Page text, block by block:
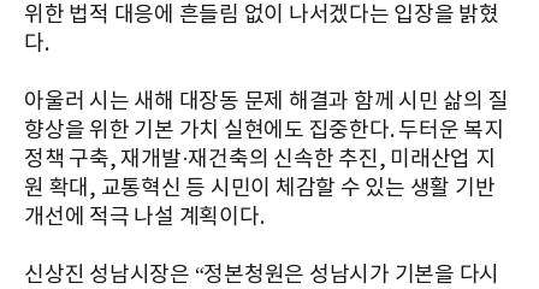
위한 법적 대응에 흔들림 없이 나서겠다는 입장을 밝혔
다.
아울러 시는 새해 대장동 문제 해결과 함께 시민 삶의 질
향상을 위한 기본 가치 실현에도 집중한다. 두터운 복지
정책 구축, 재개발·재건축의 신속한 추진, 미래산업 지
원 확대, 교통혁신 등 시민이 체감할 수 있는 생활 기반
개선에 적극 나설 계획이다.
신상진 성남시장은 “정본청원은 성남시가 기본을 다시